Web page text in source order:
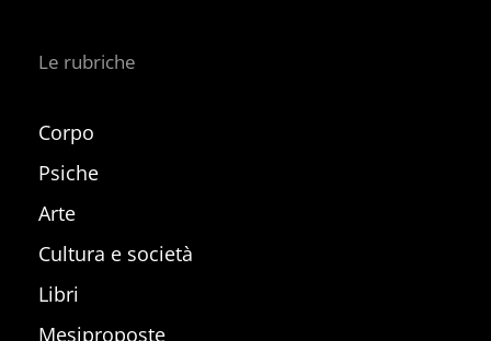
Le rubriche
Corpo
Psiche
Arte
Cultura e società
Libri
Mesiproposte